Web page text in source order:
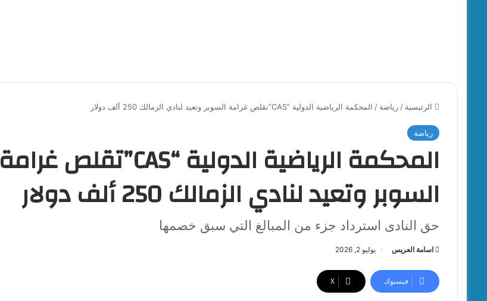
الرئيسية / رياضة / المحكمة الرياضية الدولية “CAS”تقلص غرامة السوبر وتعيد لنادي الزمالك 250 ألف دولار
رياضة
المحكمة الرياضية الدولية “CAS”تقلص غرامة
السوبر وتعيد لنادي الزمالك 250 ألف دولار
حق النادى استرداد جزء من المبالغ التي سبق خصمها
اسامة العريس يوليو 2, 2026
فيسبوك ‫X